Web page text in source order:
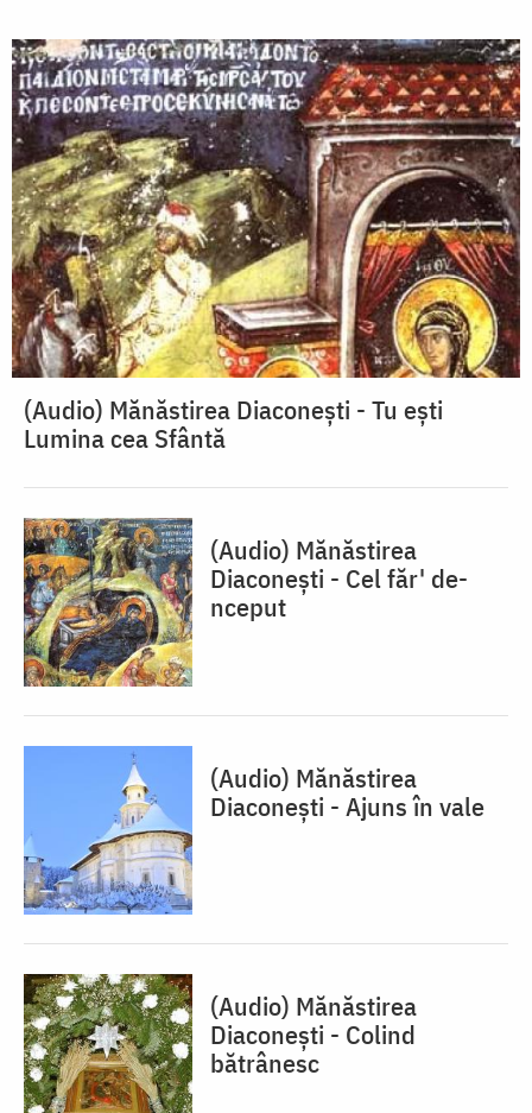
(Audio) Mănăstirea Diaconești - Tu ești
Lumina cea Sfântă
(Audio) Mănăstirea
Diaconești - Cel făr' de-
nceput
(Audio) Mănăstirea
Diaconești - Ajuns în vale
(Audio) Mănăstirea
Diaconești - Colind
bătrânesc